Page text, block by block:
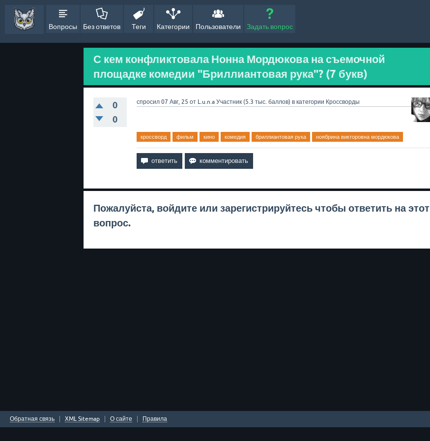
Вопросы Без ответов Теги Категории Пользователи Задать вопрос
С кем конфликтовала Нонна Мордюкова на съемочной
площадке комедии "Бриллиантовая рука"? (7 букв)
0
0
спросил 07 Авг, 25 от L.u.n.a Участник (5.3 тыс. баллов) в категории Кроссворды
кроссворд фильм кино комедия бриллиантовая рука ноябрина викторовна мордюкова
Пожалуйста, войдите или зарегистрируйтесь чтобы ответить на этот
вопрос.
Обратная связь XML Sitemap О сайте Правила